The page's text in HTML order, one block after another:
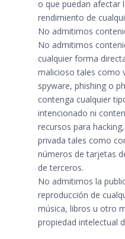
o que puedan afectar
rendimiento de
No admitimos
No admitimos
cualquier forma
malicioso tales como
spyware, phishing o
contenga cualquier
intencionado ni
recursos para
privada tales como
números de tarjetas
de terceros.
No admitimos la
reproducción de
música, libros u otro
propiedad intelectual